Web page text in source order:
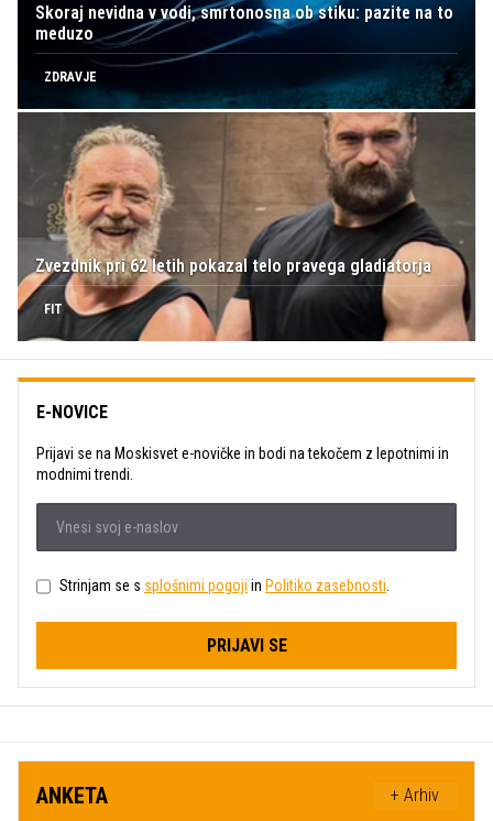
Skoraj nevidna v vodi, smrtonosna ob stiku: pazite na to
meduzo
ZDRAVJE
Zvezdnik pri 62 letih pokazal telo pravega gladiatorja
FIT
E-NOVICE
Prijavi se na Moskisvet e-novičke in bodi na tekočem z lepotnimi in
modnimi trendi.
Strinjam se s splošnimi pogoji in Politiko zasebnosti.
PRIJAVI SE
ANKETA + Arhiv